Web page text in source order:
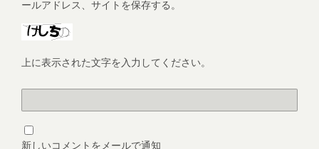
ールアドレス、サイトを保存する。
上に表示された文字を入力してください。
新しいコメントをメールで通知